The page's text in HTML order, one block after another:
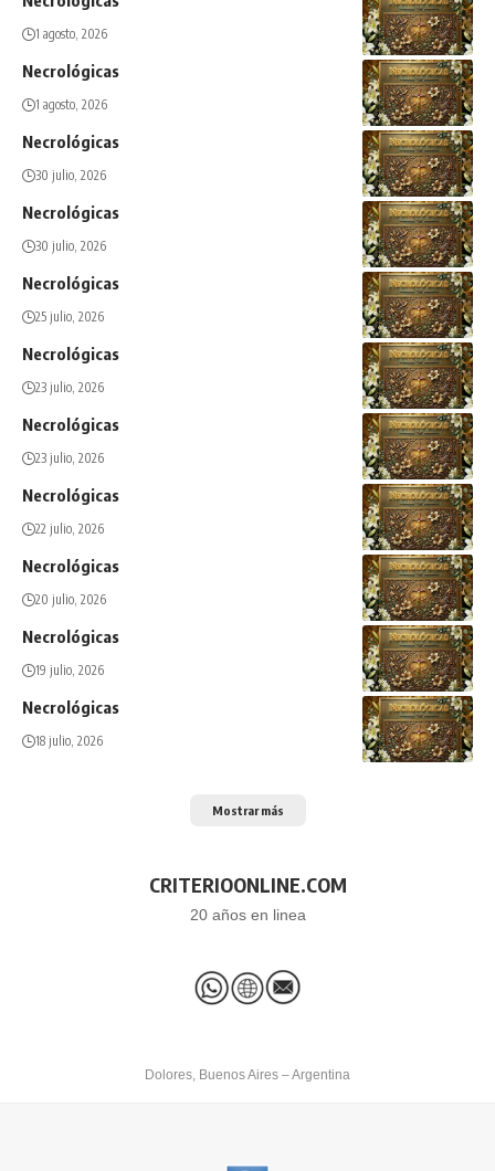
1 agosto, 2026
Necrológicas
1 agosto, 2026
Necrológicas
30 julio, 2026
Necrológicas
30 julio, 2026
Necrológicas
25 julio, 2026
Necrológicas
23 julio, 2026
Necrológicas
23 julio, 2026
Necrológicas
22 julio, 2026
Necrológicas
20 julio, 2026
Necrológicas
19 julio, 2026
Necrológicas
18 julio, 2026
Mostrar más
CRITERIOONLINE.COM
20 años en linea
Dolores, Buenos Aires – Argentina